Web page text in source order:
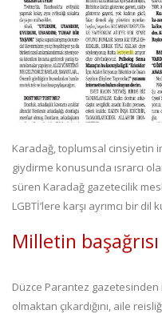
Karadağ, toplumsal cinsiyetin
giydirme konusunda ısrarcı
süren Karadağ gazetecilik
LGBTİ’lere karşı ayrımcı bir dil
Milletin başağrısı
Düzce Parantez gazetesinden
olmaktan çıkardığını, aile